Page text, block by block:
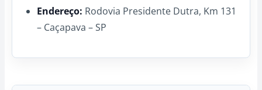
Endereço: Rodovia Presidente Dutra, Km 131
– Caçapava – SP